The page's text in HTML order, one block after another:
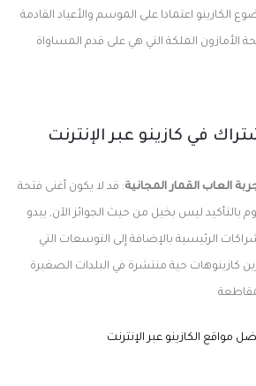
الكازينو اعتمادا على الموسم والأعياد القادمة
الملكة التي هي على قدم المساواة
في كازينو عبر الإنترنت
العاب القمار المجانية: قد لا يكون أغنى فتحة
بالتأكيد ليس بخيل من حيث الجوائز الآن, يبدو
الرئيسية بالإضافة إلى التوسعات التي
كازينوهات حية منتشرة في البلدات الصغيرة
مواقع الكازينو عبر الإنترنت